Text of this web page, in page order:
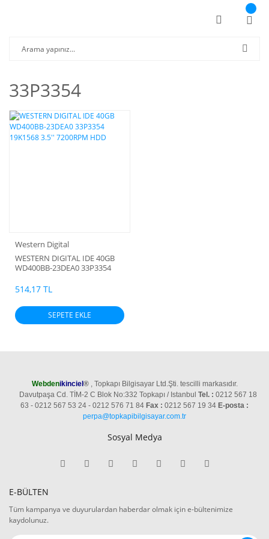
33P3354
Western Digital
WESTERN DIGITAL IDE 40GB
WD400BB-23DEA0 33P3354
514,17 TL
SEPETE EKLE
Webdenikinciel®, Topkapı Bilgisayar Ltd.Şti. tescilli markasıdır.
Davutpaşa Cd. TİM-2 C Blok No:332 Topkapı / Istanbul Tel. : 0212 567 18
63 - 0212 567 53 24 - 0212 576 71 84 Fax : 0212 567 19 34 E-posta :
perpa@topkapibilgisayar.com.tr
Sosyal Medya
E-BÜLTEN
Tüm kampanya ve duyurulardan haberdar olmak için e-bültenimize
kaydolunuz.